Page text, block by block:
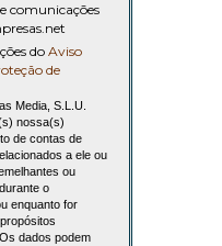
comunicações
do Aviso
de
Media, S.L.U.
nossa(s)
de contas de
a ele ou
ou
durante o
enquanto for
Os dados podem